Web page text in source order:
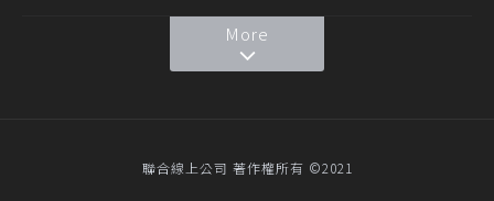
More
聯合線上公司 著作權所有 ©2021